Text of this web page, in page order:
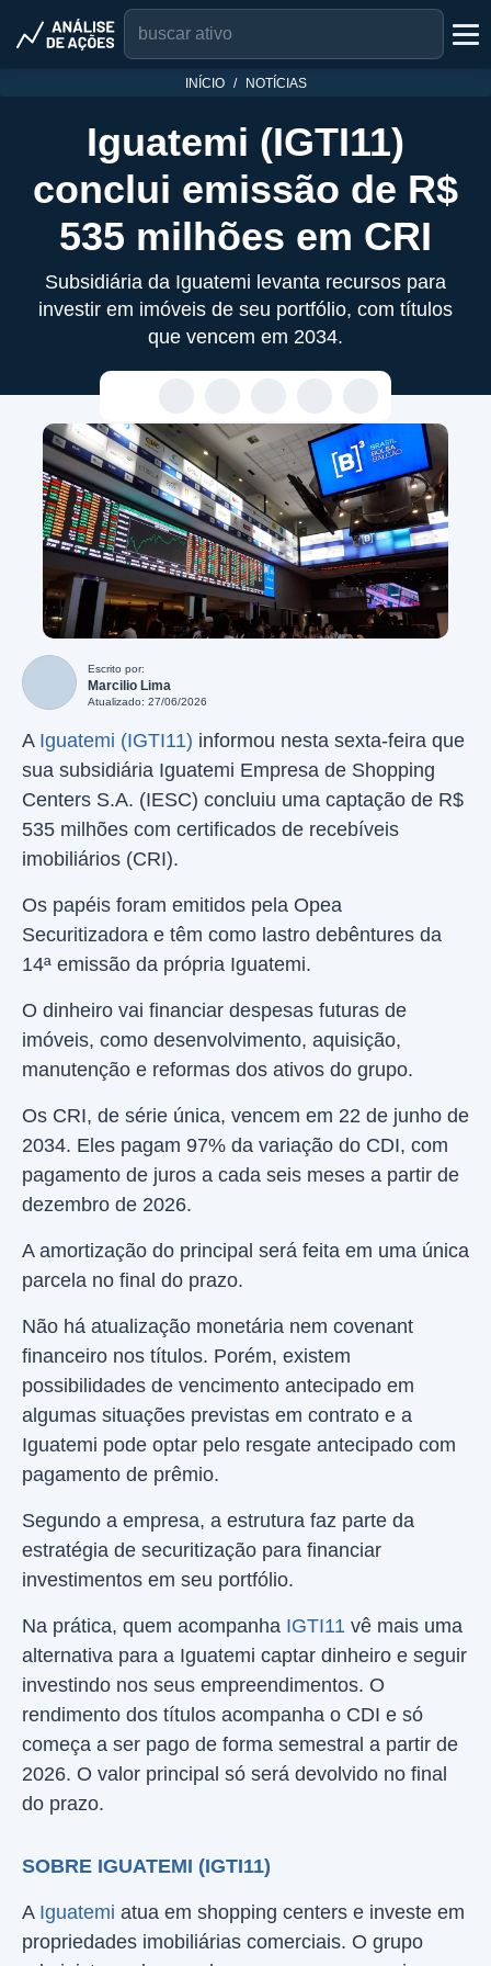
INÍCIO NOTÍCIAS
Iguatemi (IGTI11)
conclui emissão de R$
535 milhões em CRI
Subsidiária da Iguatemi levanta recursos para
investir em imóveis de seu portfólio, com títulos
que vencem em 2034.
Escrito por:
Marcilio Lima
Atualizado: 27/06/2026
A Iguatemi (IGTI11) informou nesta sexta-feira que
sua subsidiária Iguatemi Empresa de Shopping
Centers S.A. (IESC) concluiu uma captação de R$
535 milhões com certificados de recebíveis
imobiliários (CRI).
Os papéis foram emitidos pela Opea
Securitizadora e têm como lastro debêntures da
14ª emissão da própria Iguatemi.
O dinheiro vai financiar despesas futuras de
imóveis, como desenvolvimento, aquisição,
manutenção e reformas dos ativos do grupo.
Os CRI, de série única, vencem em 22 de junho de
2034. Eles pagam 97% da variação do CDI, com
pagamento de juros a cada seis meses a partir de
dezembro de 2026.
A amortização do principal será feita em uma única
parcela no final do prazo.
Não há atualização monetária nem covenant
financeiro nos títulos. Porém, existem
possibilidades de vencimento antecipado em
algumas situações previstas em contrato e a
Iguatemi pode optar pelo resgate antecipado com
pagamento de prêmio.
Segundo a empresa, a estrutura faz parte da
estratégia de securitização para financiar
investimentos em seu portfólio.
Na prática, quem acompanha IGTI11 vê mais uma
alternativa para a Iguatemi captar dinheiro e seguir
investindo nos seus empreendimentos. O
rendimento dos títulos acompanha o CDI e só
começa a ser pago de forma semestral a partir de
2026. O valor principal só será devolvido no final
do prazo.
SOBRE IGUATEMI (IGTI11)
A Iguatemi atua em shopping centers e investe em
propriedades imobiliárias comerciais. O grupo